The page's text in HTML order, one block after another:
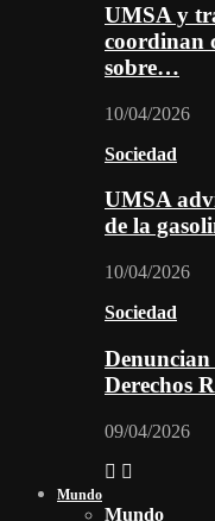
UMSA y
coordinan
sobre…
10/04/2026
Sociedad
UMSA
de la
10/04/2026
Sociedad
Derechos
09/04/2026
Mundo
Mundo